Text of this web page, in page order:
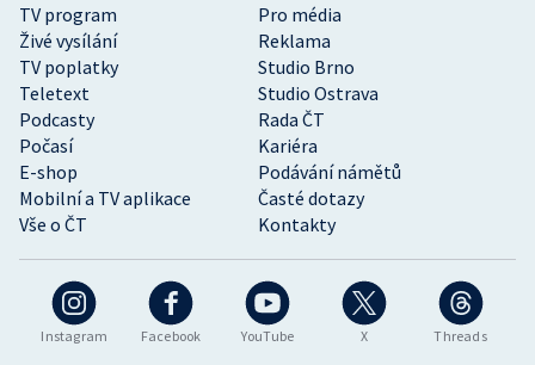
Instagram Facebook YouTube X Threads
TV program
Pro média
Živé vysílání
Reklama
TV poplatky
Studio Brno
Teletext
Studio Ostrava
Podcasty
Rada ČT
Počasí
Kariéra
E-shop
Podávání námětů
Mobilní a TV aplikace
Časté dotazy
Vše o ČT
Kontakty